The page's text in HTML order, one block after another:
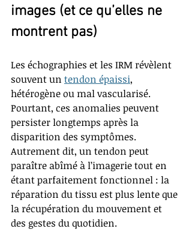
images (et ce qu’elles ne
montrent pas)
Les échographies et les IRM révèlent
souvent un tendon épaissi,
hétérogène ou mal vascularisé.
Pourtant, ces anomalies peuvent
persister longtemps après la
disparition des symptômes.
Autrement dit, un tendon peut
paraître abîmé à l’imagerie tout en
étant parfaitement fonctionnel : la
réparation du tissu est plus lente que
la récupération du mouvement et
des gestes du quotidien.